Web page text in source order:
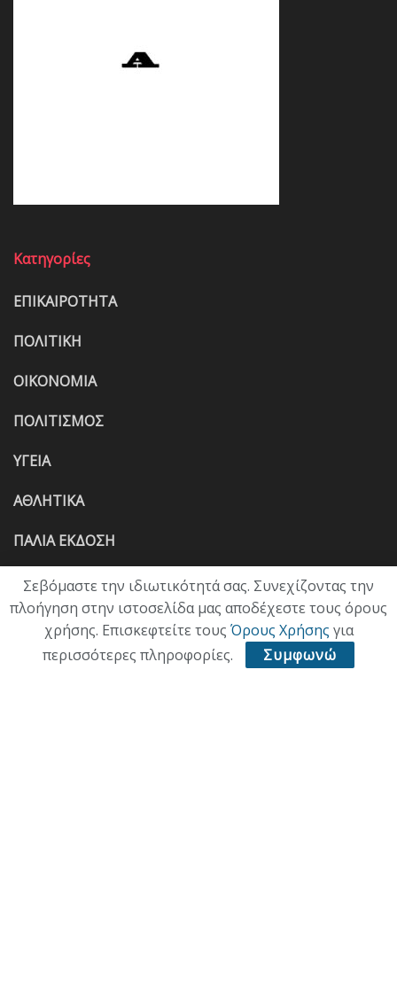
Κατηγορίες
ΕΠΙΚΑΙΡΟΤΗΤΑ
ΠΟΛΙΤΙΚΗ
ΟΙΚΟΝΟΜΙΑ
ΠΟΛΙΤΙΣΜΟΣ
ΥΓΕΙΑ
ΑΘΛΗΤΙΚΑ
ΠΑΛΙΑ ΕΚΔΟΣΗ
Σεβόμαστε την ιδιωτικότητά σας. Συνεχίζοντας την
πλοήγηση στην ιστοσελίδα μας αποδέχεστε τους όρους
χρήσης. Επισκεφτείτε τους Όρους Χρήσης για
περισσότερες πληροφορίες.
Συμφωνώ